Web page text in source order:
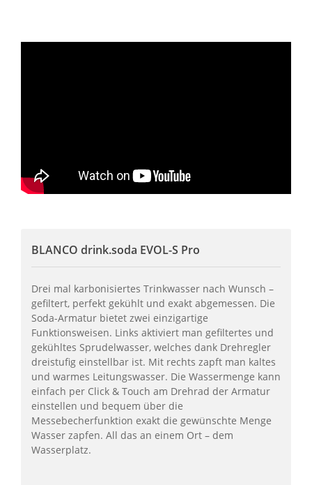
BLANCO drink.soda EVOL-S Pro
Drei mal karbonisiertes Trinkwasser nach Wunsch –
gefiltert, perfekt gekühlt und exakt abgemessen. Die
Soda-Armatur bietet zwei einzigartige
Funktionsweisen. Links aktiviert man gefiltertes und
gekühltes Sprudelwasser, welches dank Drehregler
dreistufig einstellbar ist. Mit rechts zapft man kaltes
und warmes Leitungswasser. Die Wassermenge kann
einfach per Click & Touch am Drehrad der Armatur
einstellen und bequem über die
Messebecherfunktion exakt die gewünschte Menge
Wasser zapfen. All das an einem Ort – dem
Wasserplatz.